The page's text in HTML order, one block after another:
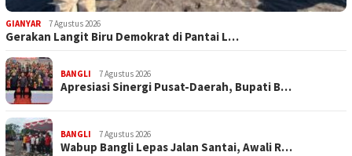
GIANYAR 7 Agustus 2026
Gerakan Langit Biru Demokrat di Pantai L…
BANGLI 7 Agustus 2026
Apresiasi Sinergi Pusat-Daerah, Bupati B…
BANGLI 7 Agustus 2026
Wabup Bangli Lepas Jalan Santai, Awali R…